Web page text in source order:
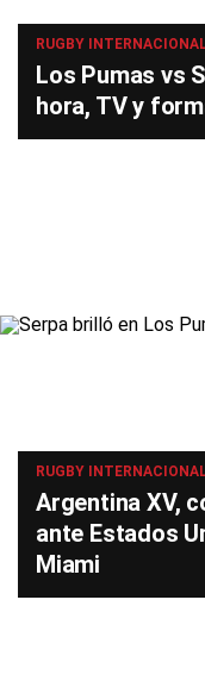
RUGBY
Los Pumas vs
hora, TV y
RUGBY
Argentina XV,
ante Estados
Miami